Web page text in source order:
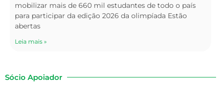
mobilizar mais de 660 mil estudantes de todo o país
para participar da edição 2026 da olimpíada Estão
abertas
Leia mais »
Sócio Apoiador